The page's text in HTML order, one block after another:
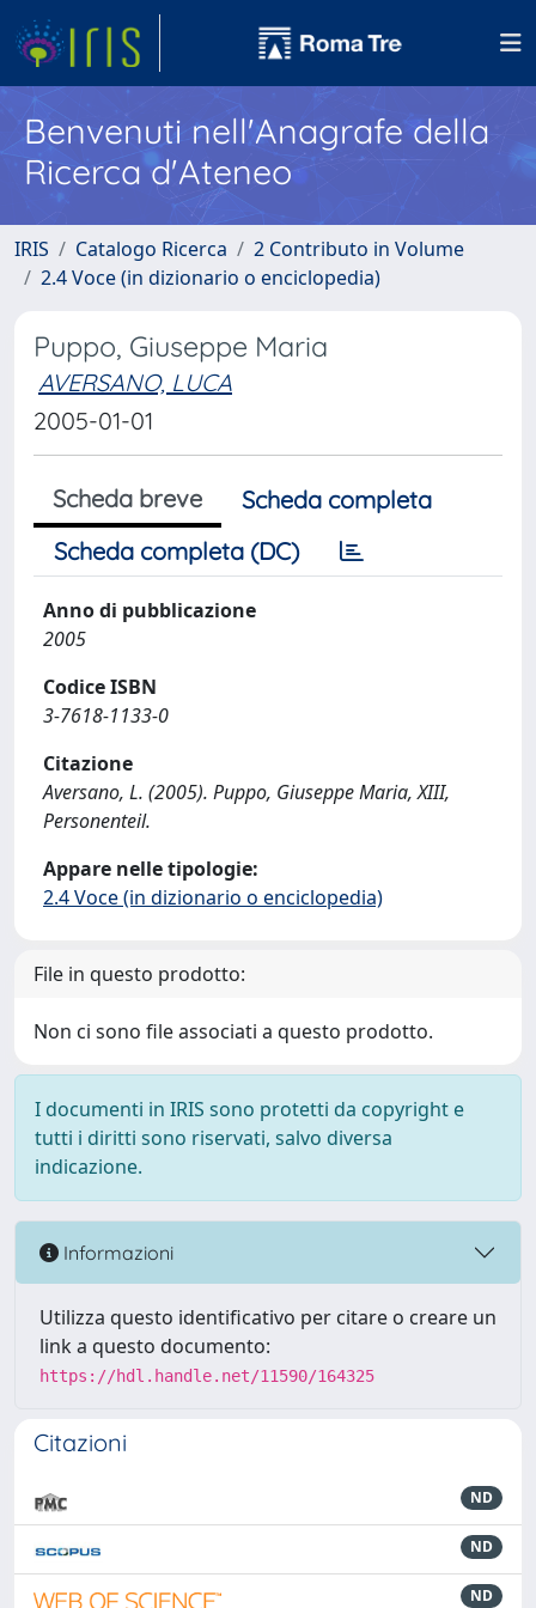
Benvenuti nell'Anagrafe della
Ricerca d'Ateneo
IRIS Catalogo Ricerca
2 Contributo in Volume
2.4 Voce (in dizionario o enciclopedia)
Puppo, Giuseppe Maria
AVERSANO, LUCA
2005-01-01
Scheda breve
Scheda completa
Scheda completa (DC)
Anno di pubblicazione
2005
Codice ISBN
3-7618-1133-0
Citazione
Aversano, L. (2005). Puppo, Giuseppe Maria, XIII,
Personenteil.
Appare nelle tipologie:
2.4 Voce (in dizionario o enciclopedia)
File in questo prodotto:
Non ci sono file associati a questo prodotto.
I documenti in IRIS sono protetti da copyright e
tutti i diritti sono riservati, salvo diversa
indicazione.
Informazioni
Utilizza questo identificativo per citare o creare un
link a questo documento:
https://hdl.handle.net/11590/164325
Citazioni
ND
ND
ND